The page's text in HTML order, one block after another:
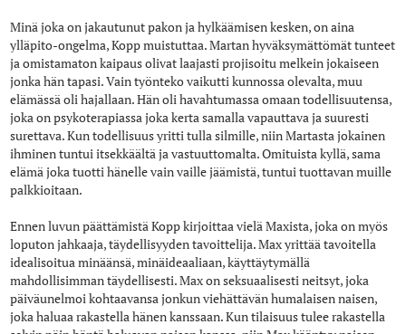
Minä joka on jakautunut pakon ja hylkäämisen kesken, on aina
ylläpito-ongelma, Kopp muistuttaa. Martan hyväksymättömät tunteet
ja omistamaton kaipaus olivat laajasti projisoitu melkein jokaiseen
jonka hän tapasi. Vain työnteko vaikutti kunnossa olevalta, muu
elämässä oli hajallaan. Hän oli havahtumassa omaan todellisuutensa,
joka on psykoterapiassa joka kerta samalla vapauttava ja suuresti
surettava. Kun todellisuus yritti tulla silmille, niin Martasta jokainen
ihminen tuntui itsekkäältä ja vastuuttomalta. Omituista kyllä, sama
elämä joka tuotti hänelle vain vaille jäämistä, tuntui tuottavan muille
palkkioitaan.
Ennen luvun päättämistä Kopp kirjoittaa vielä Maxista, joka on myös
loputon jahkaaja, täydellisyyden tavoittelija. Max yrittää tavoitella
idealisoitua minäänsä, minäideaaliaan, käyttäytymällä
mahdollisimman täydellisesti. Max on seksuaalisesti neitsyt, joka
päiväunelmoi kohtaavansa jonkun viehättävän humalaisen naisen,
joka haluaa rakastella hänen kanssaan. Kun tilaisuus tulee rakastella